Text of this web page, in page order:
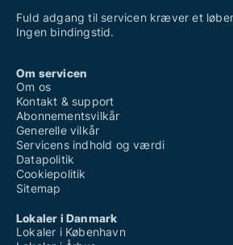
Fuld adgang til servicen kræver et
Ingen bindingstid.
Om servicen
Om os
Kontakt & support
Abonnementsvilkår
Generelle vilkår
Servicens indhold og værdi
Datapolitik
Cookiepolitik
Sitemap
Lokaler i Danmark
Lokaler i København